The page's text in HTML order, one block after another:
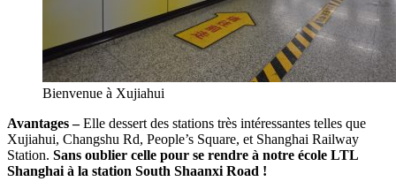
Bienvenue à Xujiahui
Avantages –Elle dessert des stations très intéressantes telles que
Xujiahui, Changshu Rd, People’s Square, et Shanghai Railway
Station. Sans oublier celle pour se rendre à notre école LTL
Shanghai à la station South Shaanxi Road !